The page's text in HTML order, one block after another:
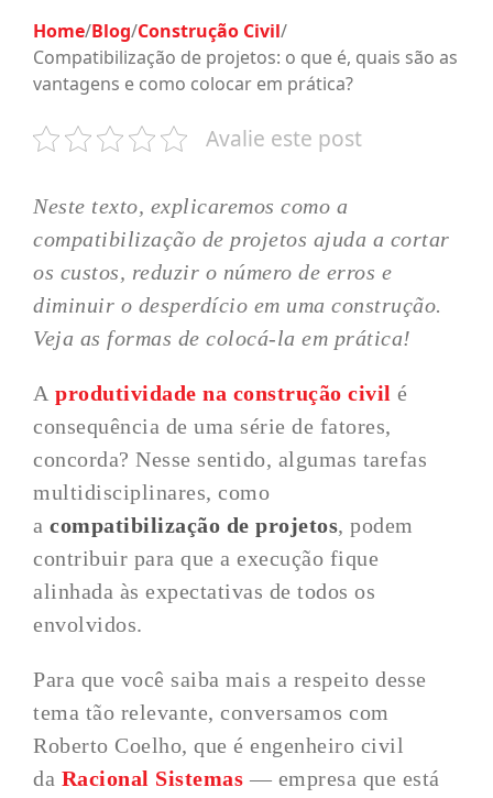
Home/Blog/Construção Civil/
Compatibilização de projetos: o que é, quais são as
vantagens e como colocar em prática?
Avalie este post
Neste texto, explicaremos como a
compatibilização de projetos ajuda a cortar
os custos, reduzir o número de erros e
diminuir o desperdício em uma construção.
Veja as formas de colocá-la em prática!
A produtividade na construção civil é
consequência de uma série de fatores,
concorda? Nesse sentido, algumas tarefas
multidisciplinares, como
acompatibilização de projetos, podem
contribuir para que a execução fique
alinhada às expectativas de todos os
envolvidos.
Para que você saiba mais a respeito desse
tema tão relevante, conversamos com
Roberto Coelho, que é engenheiro civil
da Racional Sistemas — empresa que está